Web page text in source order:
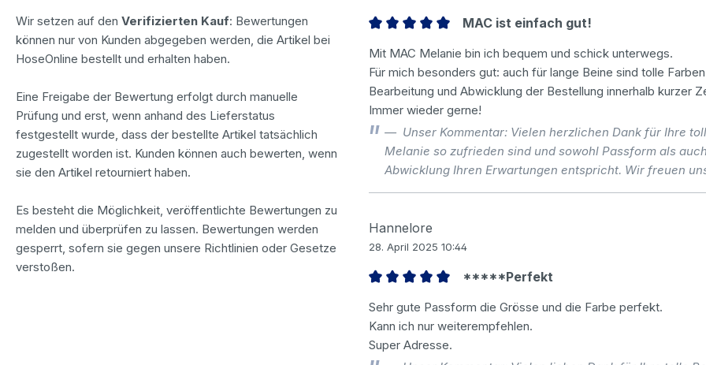
Wir setzen auf den Verifizierten Kauf: Bewertungen
können nur von Kunden abgegeben werden, die Artikel bei
HoseOnline bestellt und erhalten haben.
Eine Freigabe der Bewertung erfolgt durch manuelle
Prüfung und erst, wenn anhand des Lieferstatus
festgestellt wurde, dass der bestellte Artikel tatsächlich
zugestellt worden ist. Kunden können auch bewerten, wenn
sie den Artikel retourniert haben.
Es besteht die Möglichkeit, veröffentlichte Bewertungen zu
melden und überprüfen zu lassen. Bewertungen werden
gesperrt, sofern sie gegen unsere Richtlinien oder Gesetze
verstoßen.
MAC ist einfach gut!
Mit MAC Melanie bin ich bequem und schick unterwegs.
Für mich besonders gut: auch für lange Beine sind tolle
Bearbeitung und Abwicklung der Bestellung innerhalb kurzer
Immer wieder gerne!
Unser Kommentar: Vielen herzlichen Dank für Ihre
Melanie so zufrieden sind und sowohl Passform als
Abwicklung Ihren Erwartungen entspricht. Wir freuen
Hannelore
28. April 2025 10:44
*****Perfekt
Sehr gute Passform die Grösse und die Farbe perfekt.
Kann ich nur weiterempfehlen.
Super Adresse.